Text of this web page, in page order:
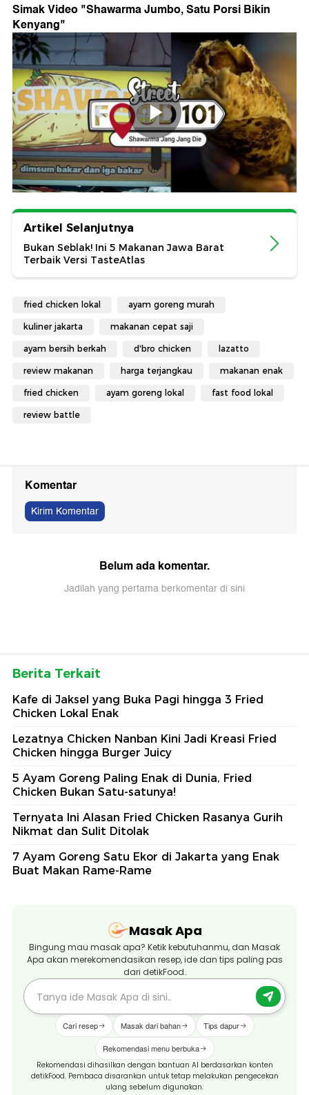
Simak Video "Shawarma Jumbo, Satu Porsi Bikin
Kenyang"
Artikel Selanjutnya
Bukan Seblak! Ini 5 Makanan Jawa Barat
Terbaik Versi TasteAtlas
fried chicken lokal ayam goreng murah
kuliner jakarta makanan cepat saji
ayam bersih berkah d'bro chicken lazatto
review makanan harga terjangkau makanan enak
fried chicken ayam goreng lokal fast food lokal
review battle
Komentar
Kirim Komentar
Belum ada komentar.
Jadilah yang pertama berkomentar di sini
Berita Terkait
Kafe di Jaksel yang Buka Pagi hingga 3 Fried
Chicken Lokal Enak
Lezatnya Chicken Nanban Kini Jadi Kreasi Fried
Chicken hingga Burger Juicy
5 Ayam Goreng Paling Enak di Dunia, Fried
Chicken Bukan Satu-satunya!
Ternyata Ini Alasan Fried Chicken Rasanya Gurih
Nikmat dan Sulit Ditolak
7 Ayam Goreng Satu Ekor di Jakarta yang Enak
Buat Makan Rame-Rame
Masak Apa
Bingung mau masak apa? Ketik kebutuhanmu, dan Masak
Apa akan merekomendasikan resep, ide dan tips paling pas
dari detikFood.
Cari resep Masak dari bahan Tips dapur
Rekomendasi menu berbuka
Rekomendasi dihasilkan dengan bantuan AI berdasarkan konten
detikFood. Pembaca disarankan untuk tetap melakukan pengecekan
ulang sebelum digunakan.